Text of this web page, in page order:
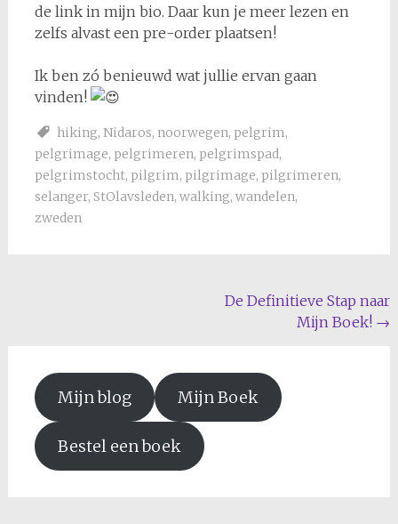
de link in mijn bio. Daar kun je meer lezen en
zelfs alvast een pre-order plaatsen!
Ik ben zó benieuwd wat jullie ervan gaan
vinden!
hiking, Nidaros, noorwegen, pelgrim,
pelgrimage, pelgrimeren, pelgrimspad,
pelgrimstocht, pilgrim, pilgrimage, pilgrimeren,
selanger, StOlavsleden, walking, wandelen,
zweden
De Definitieve Stap naar
Mijn Boek! →
Mijn blog Mijn Boek
Bestel een boek